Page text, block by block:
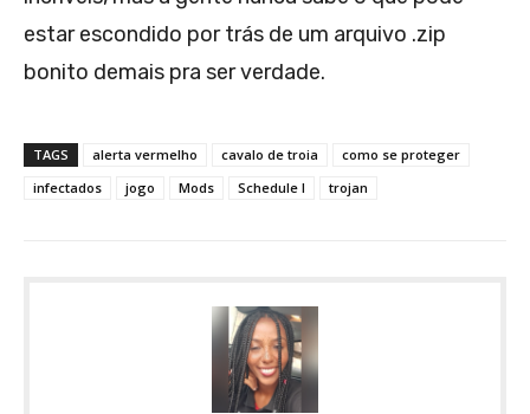
estar escondido por trás de um arquivo .zip
bonito demais pra ser verdade.
TAGS alerta vermelho cavalo de troia
como se proteger
infectados
jogo Mods Schedule I trojan